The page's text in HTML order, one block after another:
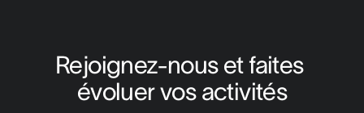
Rejoignez-nous et faites
évoluer vos activités